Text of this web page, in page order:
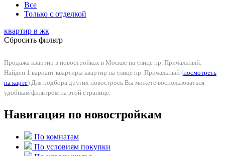
Все
Только с отделкой
квартир в жк
Сбросить фильтр
Продажа квартир в новостройках в Москве на улице пр. Причальный.
Найден 1 вариант квартиры квартир на улице пр. Причальный (посмотреть
на карте) Для подбора других новостроек Вы можете воспользоваться
удобным фильтром на этой странице.
Навигация по новостройкам
По комнатам
По условиям покупки